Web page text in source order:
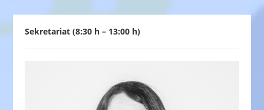
Sekretariat (8:30 h – 13:00 h)